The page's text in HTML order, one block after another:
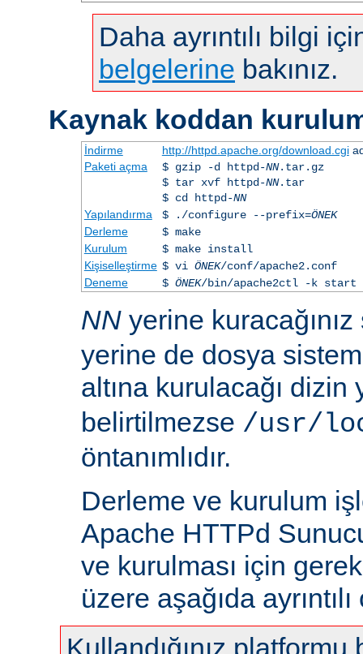
Daha ayrıntılı bilgi
belgelerine bakınız.
Kaynak koddan
İndirme http://httpd.apache.org/download.cgi
Paketi açma
$ gzip -d httpd-NN.tar.gz
$ tar xvf httpd-NN.tar
$ cd httpd-NN
Yapılandırma
$ ./configure --prefix=ÖNEK
Derleme
$ make
Kurulum
$ make install
Kişiselleştirme $ vi ÖNEK/conf/apache2.conf
Deneme
$ ÖNEK/bin/apache2ctl -k start
NN yerine
yerine de dosya
altına kurulacağı dizin
belirtilmezse /usr/
öntanımlıdır.
Derleme ve kurulum
Apache HTTPd
ve kurulması için
üzere aşağıda
Kullandığınız